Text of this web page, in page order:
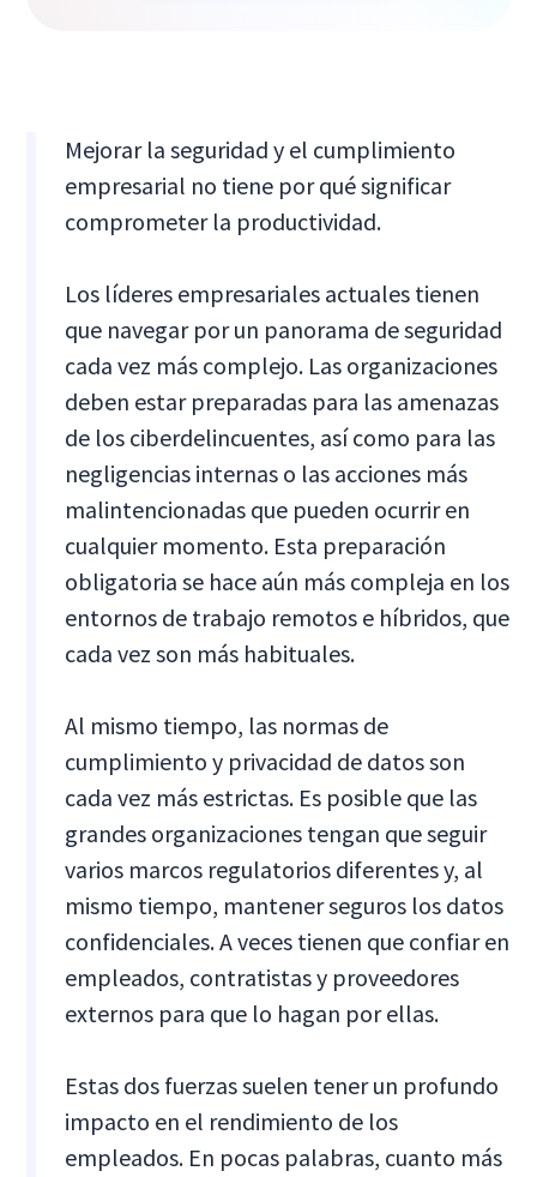
Mejorar la seguridad y el cumplimiento
empresarial no tiene por qué significar
comprometer la productividad.
Los líderes empresariales actuales tienen
que navegar por un panorama de seguridad
cada vez más complejo. Las organizaciones
deben estar preparadas para las amenazas
de los ciberdelincuentes, así como para las
negligencias internas o las acciones más
malintencionadas que pueden ocurrir en
cualquier momento. Esta preparación
obligatoria se hace aún más compleja en los
entornos de trabajo remotos e híbridos, que
cada vez son más habituales.
Al mismo tiempo, las normas de
cumplimiento y privacidad de datos son
cada vez más estrictas. Es posible que las
grandes organizaciones tengan que seguir
varios marcos regulatorios diferentes y, al
mismo tiempo, mantener seguros los datos
confidenciales. A veces tienen que confiar en
empleados, contratistas y proveedores
externos para que lo hagan por ellas.
Estas dos fuerzas suelen tener un profundo
impacto en el rendimiento de los
empleados. En pocas palabras, cuanto más